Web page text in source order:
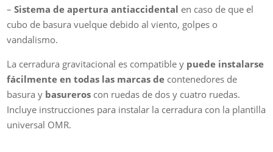
–Sistema de apertura antiaccidental en caso de que el
cubo de basura vuelque debido al viento, golpes o
vandalismo.
La cerradura gravitacional es compatible y puede instalarse
fácilmente en todas las marcas de contenedores de
basura y basureros con ruedas de dos y cuatro ruedas.
Incluye instrucciones para instalar la cerradura con la plantilla
universal OMR.